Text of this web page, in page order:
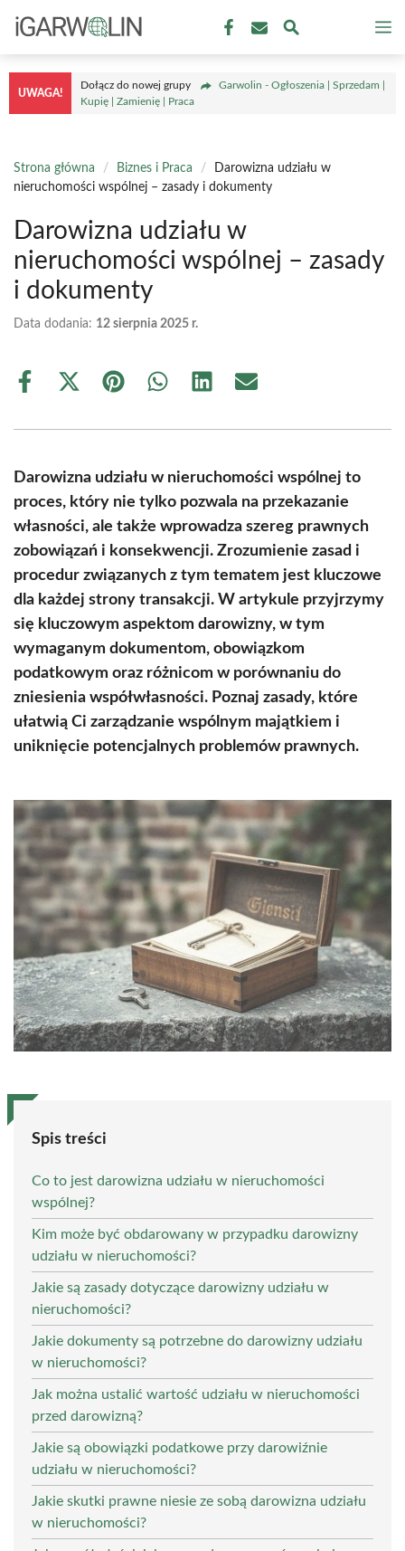
treści
UWAGA!
Dołącz do nowej grupy
Garwolin - Ogłoszenia | Sprzedam |
Kupię | Zamienię | Praca
Strona główna / Biznes i Praca /
Darowizna udziału w
nieruchomości wspólnej – zasady i dokumenty
Darowizna udziału w
nieruchomości wspólnej – zasady
i dokumenty
Data dodania: 12 sierpnia 2025 r.
Share
Share
(Twitter)
Share Share Share Share
Darowizna udziału w nieruchomości wspólnej to
proces, który nie tylko pozwala na przekazanie
własności, ale także wprowadza szereg prawnych
zobowiązań i konsekwencji. Zrozumienie zasad i
procedur związanych z tym tematem jest kluczowe
dla każdej strony transakcji. W artykule przyjrzymy
się kluczowym aspektom darowizny, w tym
wymaganym dokumentom, obowiązkom
podatkowym oraz różnicom w porównaniu do
zniesienia współwłasności. Poznaj zasady, które
ułatwią Ci zarządzanie wspólnym majątkiem i
uniknięcie potencjalnych problemów prawnych.
Spis treści
Co to jest darowizna udziału w nieruchomości
wspólnej?
Kim może być obdarowany w przypadku darowizny
udziału w nieruchomości?
Jakie są zasady dotyczące darowizny udziału w
nieruchomości?
Jakie dokumenty są potrzebne do darowizny udziału
w nieruchomości?
Jak można ustalić wartość udziału w nieruchomości
przed darowizną?
Jakie są obowiązki podatkowe przy darowiźnie
udziału w nieruchomości?
Jakie skutki prawne niesie ze sobą darowizna udziału
w nieruchomości?